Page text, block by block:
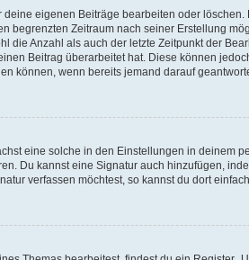
eigenen Beiträge bearbeiten oder
begrenzten Zeitraum nach seiner Erstellung
die Anzahl als auch der letzte Zeitpunkt der
Beitrag überarbeitet hat. Diese können
können, wenn bereits jemand darauf
eine solche in den Einstellungen in deinem
Du kannst eine Signatur auch hinzufügen,
verfassen möchtest, so kannst du dort